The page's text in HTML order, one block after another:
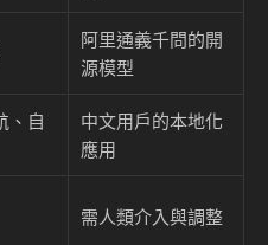
阿里通義千問的開
源模型
、自
中文用戶的本地化
應用
需人類介入與調整